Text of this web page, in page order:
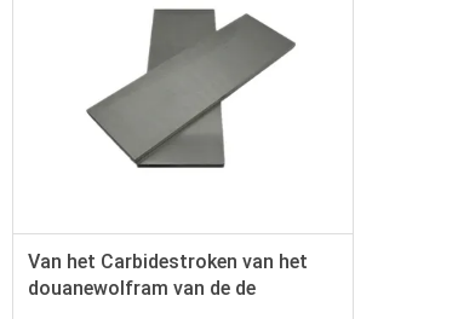
Van het Carbidestroken van het
douanewolfram van de de